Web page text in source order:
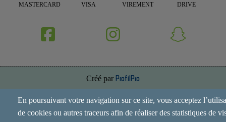
En poursuivant votre navigation sur ce site, vous acceptez
de cookies ou autres traceurs afin de réaliser des statistiques de
MASTERCARD VISA VIREMENT DRIVE
Créé par ProfilPro
Annuaire de site
Mentions Légales